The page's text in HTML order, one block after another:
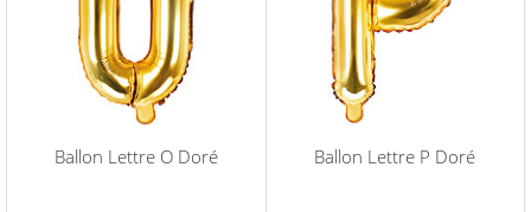
Ballon Lettre O Doré Ballon Lettre P Doré